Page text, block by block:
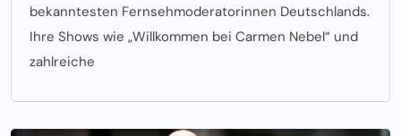
bekanntesten Fernsehmoderatorinnen Deutschlands.
Ihre Shows wie „Willkommen bei Carmen Nebel“ und
zahlreiche